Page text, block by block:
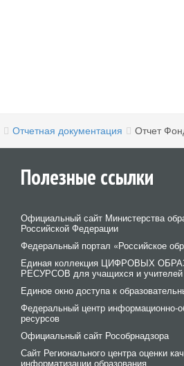
Отчетная документация Отчет
Полезные ссылки
Официальный сайт Министерства
Российской Федерации
Федеральный портал «Российское
Единая коллекция ЦИФРОВЫХ
РЕСУРСОВ для учащихся и учителей
Единое окно доступа к
Федеральный центр информационно-
ресурсов
Официальный сайт Рособрнадзора
Сайт Регионального центра оценки
информатизации образования